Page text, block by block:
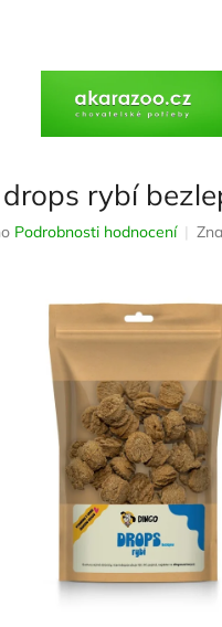
drops rybí
Podrobnosti hodnocení